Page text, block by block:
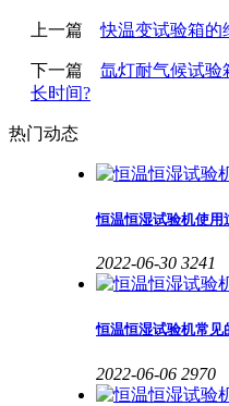
上一篇快温变试验箱的
下一篇 氙灯耐气候试验
长时间?
热门动态
恒温恒湿试验机使用
2022-06-30 3241
恒温恒湿试验机常见
2022-06-06 2970